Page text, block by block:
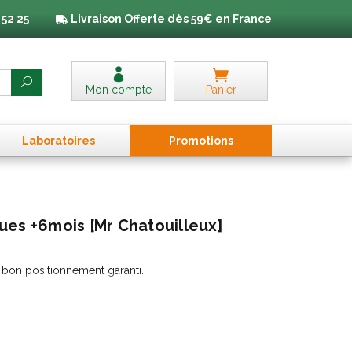
25 Livraison Offerte dès 59€ en France
Mon compte Panier
Laboratoires Promotions
+6mois [Mr Chatouilleux]
positionnement garanti.